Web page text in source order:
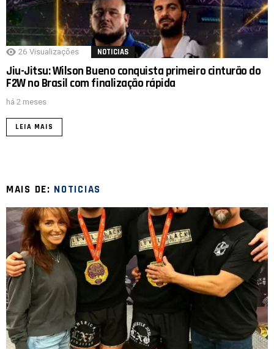
26 Visualizações NOTICIAS
Jiu-Jitsu: Wilson Bueno conquista primeiro cinturão do
F2W no Brasil com finalização rápida
há 2 meses
LEIA MAIS
MAIS DE: NOTICIAS